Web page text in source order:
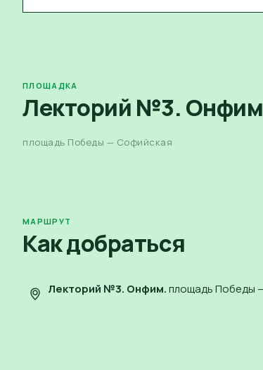
ПЛОЩАДКА
Лекторий №3. Онфим
площадь Победы — Софийская
МАРШРУТ
Как добраться
Лекторий №3. Онфим.площадь Победы